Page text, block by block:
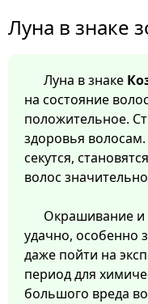
Луна в знаке
Луна в знаке
на состояние
положительное.
здоровья
секутся,
волос
Окрашивание и
удачно, особенно
даже пойти на
период для
большого вреда